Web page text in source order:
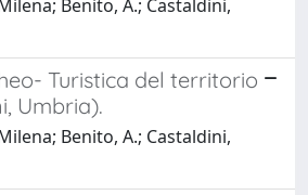
Benito, A.; Castaldini,
Turistica del territorio
Umbria).
Benito, A.; Castaldini,